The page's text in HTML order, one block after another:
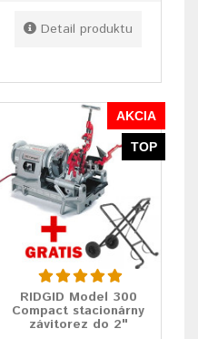
Detail produktu
AKCIA
TOP
RIDGID Model 300
Compact stacionárny
závitorez do 2"